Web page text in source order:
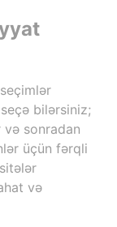
bilərsiniz;
və sonradan
üçün fərqli
və